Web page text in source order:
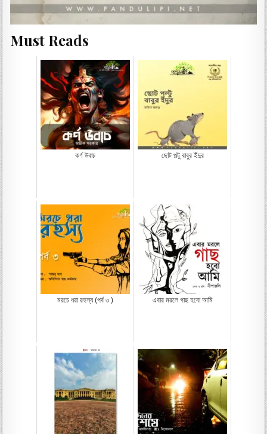
Must Reads
কর্ণ উবাচ ছোট পল্টু বাবুর ইঁদুর
মরচে ধরা রহস্য (পর্ব ৩ ) এবার মরলে গাছ হবো আমি